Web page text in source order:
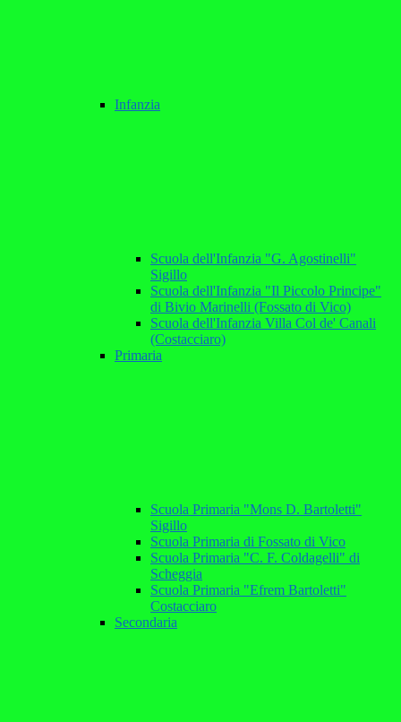
Infanzia
Scuola dell'Infanzia "G. Agostinelli"
Sigillo
Scuola dell'Infanzia "Il Piccolo Principe"
di Bivio Marinelli (Fossato di Vico)
Scuola dell'Infanzia Villa Col de' Canali
(Costacciaro)
Primaria
Scuola Primaria "Mons D. Bartoletti"
Sigillo
Scuola Primaria di Fossato di Vico
Scuola Primaria "C. F. Coldagelli" di
Scheggia
Scuola Primaria "Efrem Bartoletti"
Costacciaro
Secondaria